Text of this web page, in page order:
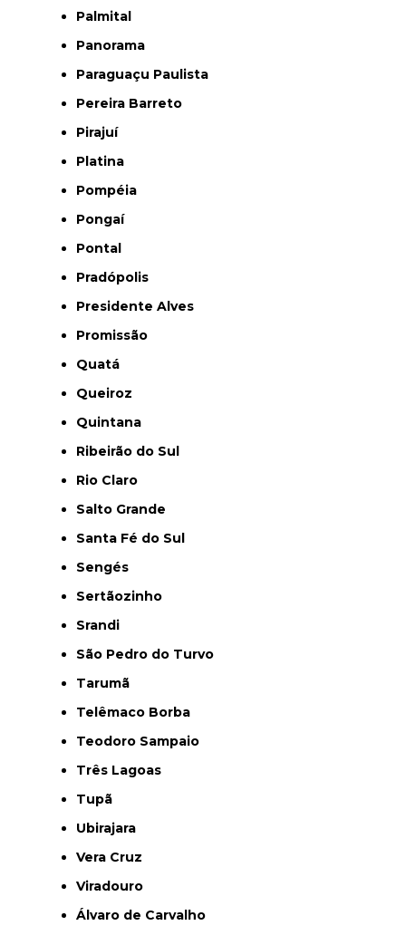
Palmital
Panorama
Paraguaçu Paulista
Pereira Barreto
Pirajuí
Platina
Pompéia
Pongaí
Pontal
Pradópolis
Presidente Alves
Promissão
Quatá
Queiroz
Quintana
Ribeirão do Sul
Rio Claro
Salto Grande
Santa Fé do Sul
Sengés
Sertãozinho
Srandi
São Pedro do Turvo
Tarumã
Telêmaco Borba
Teodoro Sampaio
Três Lagoas
Tupã
Ubirajara
Vera Cruz
Viradouro
Álvaro de Carvalho